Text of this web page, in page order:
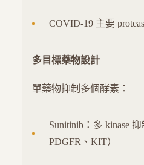
COVID-19 主要
多目標藥物設計
單藥物抑制多個酵素：
Sunitinib：多 kinase
PDGFR、KIT）